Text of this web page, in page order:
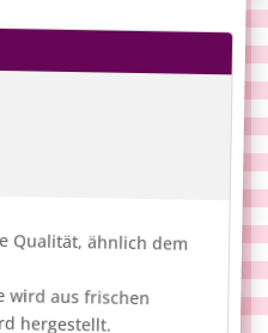
a
Qualität, ähnlich dem
wird aus frischen
hergestellt.